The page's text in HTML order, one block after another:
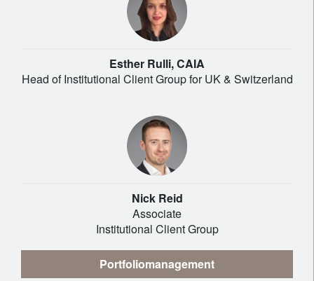
Esther Rulli, CAIA
Head of Institutional Client Group for UK & Switzerland
Nick Reid
Associate
Institutional Client Group
Portfoliomanagement